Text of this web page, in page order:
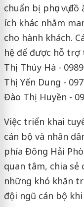
chuẩn bị phục vụ
ích khác nhằm
cho hành khách.
hệ để được hỗ trợ
Thị Thúy Hà -
Thị Yến Dung -
Đào Thị Huyền -
Việc triển khai
cán bộ và nhân
phía Đông Hải
quan tâm, chia
những khó khăn
đội ngũ cán bộ